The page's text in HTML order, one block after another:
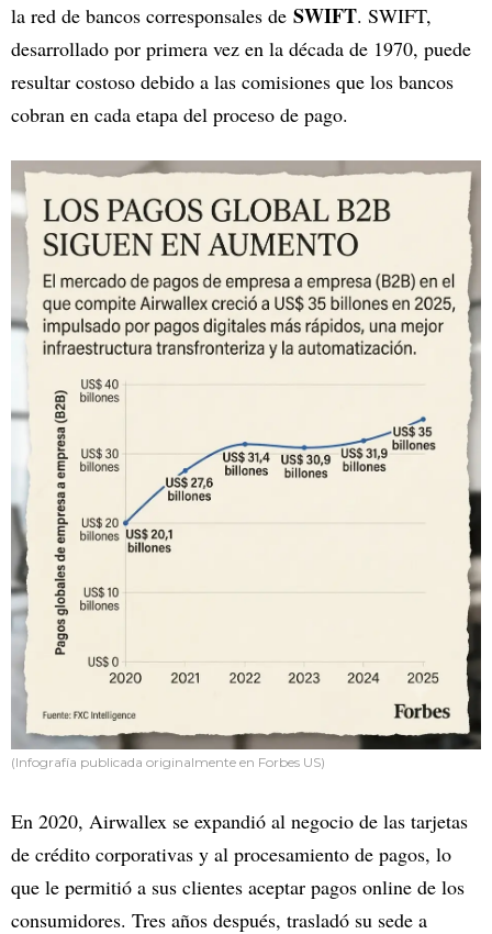
la red de bancos corresponsales de SWIFT. SWIFT,
desarrollado por primera vez en la década de 1970, puede
resultar costoso debido a las comisiones que los bancos
cobran en cada etapa del proceso de pago.
(Infografía publicada originalmente en Forbes US)
En 2020, Airwallex se expandió al negocio de las tarjetas
de crédito corporativas y al procesamiento de pagos, lo
que le permitió a sus clientes aceptar pagos online de los
consumidores. Tres años después, trasladó su sede a